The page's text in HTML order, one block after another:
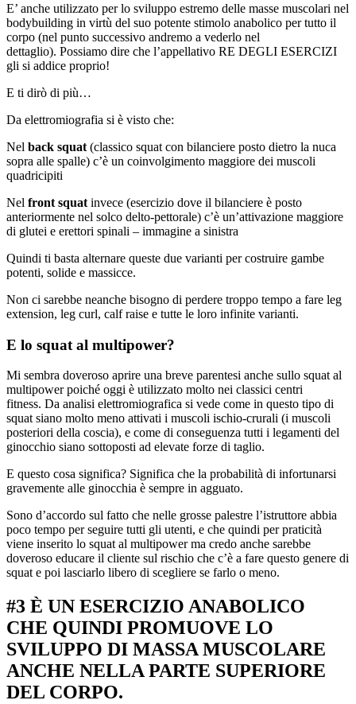
E’ anche utilizzato per lo sviluppo estremo delle masse muscolari nel
bodybuilding in virtù del suo potente stimolo anabolico per tutto il
corpo (nel punto successivo andremo a vederlo nel
dettaglio). Possiamo dire che l’appellativo RE DEGLI ESERCIZI
gli si addice proprio!
E ti dirò di più…
Da elettromiografia si è visto che:
Nel back squat (classico squat con bilanciere posto dietro la nuca
sopra alle spalle) c’è un coinvolgimento maggiore dei muscoli
quadricipiti
Nel front squat invece (esercizio dove il bilanciere è posto
anteriormente nel solco delto-pettorale) c’è un’attivazione maggiore
di glutei e erettori spinali – immagine a sinistra
Quindi ti basta alternare queste due varianti per costruire gambe
potenti, solide e massicce.
Non ci sarebbe neanche bisogno di perdere troppo tempo a fare leg
extension, leg curl, calf raise e tutte le loro infinite varianti.
E lo squat al multipower?
Mi sembra doveroso aprire una breve parentesi anche sullo squat al
multipower poiché oggi è utilizzato molto nei classici centri
fitness. Da analisi elettromiografica si vede come in questo tipo di
squat siano molto meno attivati i muscoli ischio-crurali (i muscoli
posteriori della coscia), e come di conseguenza tutti i legamenti del
ginocchio siano sottoposti ad elevate forze di taglio.
E questo cosa significa? Significa che la probabilità di infortunarsi
gravemente alle ginocchia è sempre in agguato.
Sono d’accordo sul fatto che nelle grosse palestre l’istruttore abbia
poco tempo per seguire tutti gli utenti, e che quindi per praticità
viene inserito lo squat al multipower ma credo anche sarebbe
doveroso educare il cliente sul rischio che c’è a fare questo genere di
squat e poi lasciarlo libero di scegliere se farlo o meno.
#3 È UN ESERCIZIO ANABOLICO
CHE QUINDI PROMUOVE LO
SVILUPPO DI MASSA MUSCOLARE
ANCHE NELLA PARTE SUPERIORE
DEL CORPO.